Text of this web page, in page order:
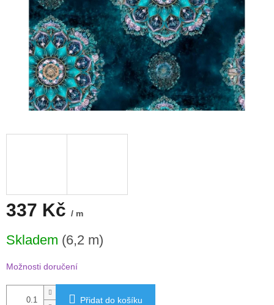
337 Kč / m
cena:
Skladem (6,2 m)
Možnosti doručení
Přidat do košíku